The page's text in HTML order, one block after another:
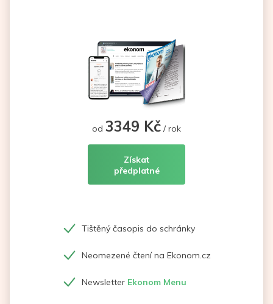
od 3349 Kč / rok
Získat
předplatné
Tištěný časopis do schránky
Neomezené čtení na Ekonom.cz
Newsletter Ekonom Menu